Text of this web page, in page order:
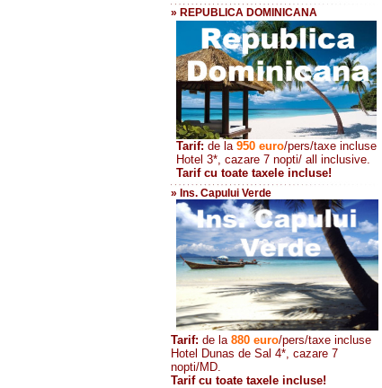
» REPUBLICA DOMINICANA
Tarif: de la 950 euro/pers/taxe incluse
Hotel 3*, cazare 7 nopti/ all inclusive.
Tarif cu toate taxele incluse!
» Ins. Capului Verde
Tarif: de la 880 euro/pers/taxe incluse
Hotel Dunas de Sal 4*, cazare 7
nopti/MD.
Tarif cu toate taxele incluse!